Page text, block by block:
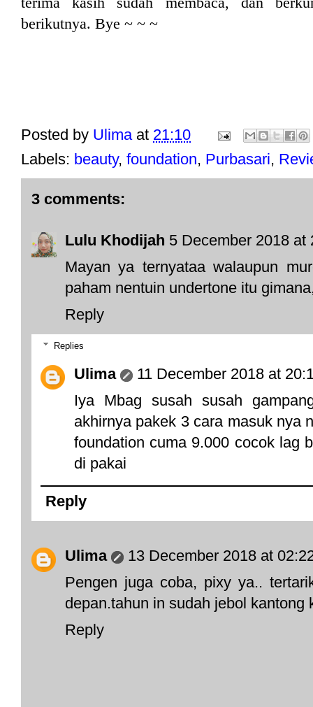
berikutnya. Bye ~ ~ ~
Posted by Ulima at 21:10
Labels: beauty, foundation, Purbasari,
3 comments:
Lulu Khodijah 5 December 2018 at
Mayan ya ternyataa walaupun
paham nentuin undertone itu
Reply
Replies
Ulima
11 December 2018 at
Iya Mbag susah susah
akhirnya pakek 3 cara masuk nya
foundation cuma 9.000 cocok lag
di pakai
Reply
Ulima
13 December 2018 at
Pengen juga coba, pixy ya..
depan.tahun in sudah jebol kantong
Reply